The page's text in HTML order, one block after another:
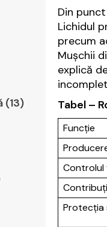
(13)
Din
Lichidul
precum
Mușchii
explică
Tabel –
Funcție
Controlul
Protecția